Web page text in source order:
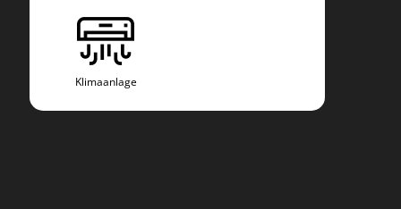
Klimaanlage